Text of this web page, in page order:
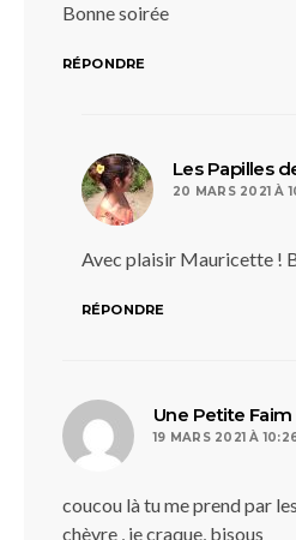
Bonne soirée
RÉPONDRE
Les Papilles
20 MARS 2021 À
Avec plaisir Mauricette !
RÉPONDRE
Une Petite Faim
19 MARS 2021 À
coucou là tu me prend par
chèvre , je craque, bisous